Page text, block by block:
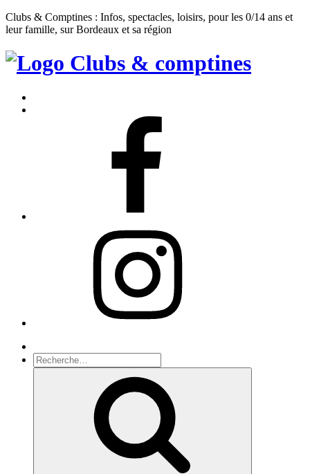
Clubs & Comptines : Infos, spectacles, loisirs, pour les 0/14 ans et
leur famille, sur Bordeaux et sa région
Clubs
Comptines
Recherche
pour